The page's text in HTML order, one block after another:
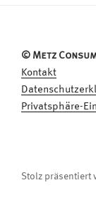
© Metz
Kontakt
Privatsphäre-
Stolz präsentiert